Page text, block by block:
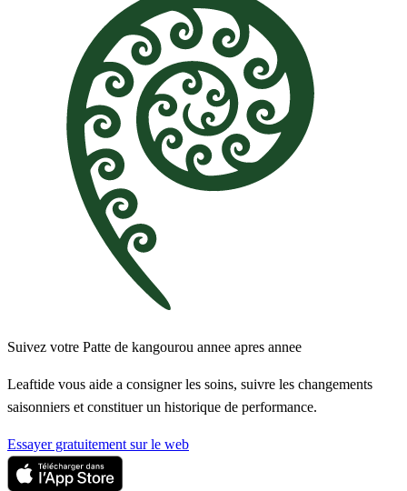
Suivez votre Patte de kangourou annee apres annee
Leaftide vous aide a consigner les soins, suivre les changements
saisonniers et constituer un historique de performance.
Essayer gratuitement sur le web